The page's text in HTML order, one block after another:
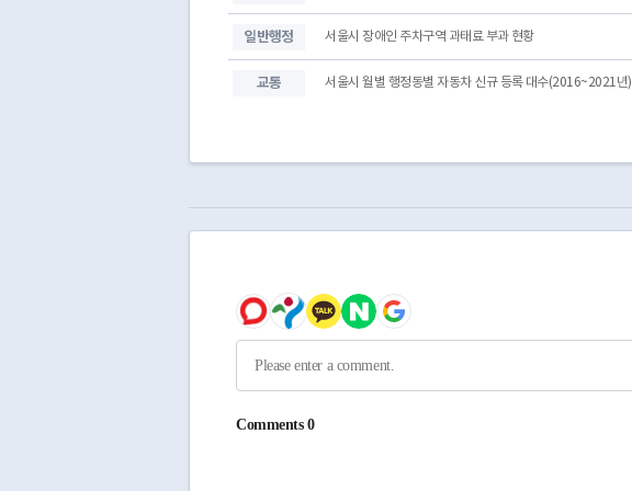
일반행정 서울시 장애인 주차구역 과태료 부과 현황
교통 서울시 월별 행정동별 자동차 신규 등록 대수(2016~2021년)